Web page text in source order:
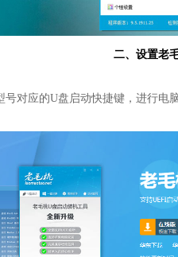
二、设置老
号对应的U盘启动快捷键，进行电